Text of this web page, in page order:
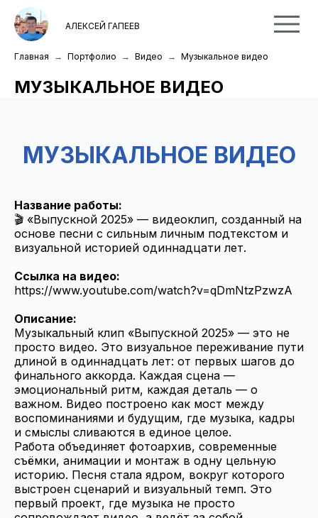
АЛЕКСЕЙ ГАПЕЕВ
Главная Портфолио Видео Музыкальное видео
МУЗЫКАЛЬНОЕ ВИДЕО
МУЗЫКАЛЬНОЕ ВИДЕО
Название работы:
🎬 «Выпускной 2025» — видеоклип, созданный на
основе песни с сильным личным подтекстом и
визуальной историей одиннадцати лет.
Ссылка на видео:
https://www.youtube.com/watch?v=qDmNtzPzwzA
Описание:
Музыкальный клип «Выпускной 2025» — это не
просто видео. Это визуальное переживание пути
длиной в одиннадцать лет: от первых шагов до
финального аккорда. Каждая сцена —
эмоциональный ритм, каждая деталь — о
важном. Видео построено как мост между
воспоминаниями и будущим, где музыка, кадры
и смыслы сливаются в единое целое.
Работа объединяет фотоархив, современные
съёмки, анимации и монтаж в одну цельную
историю. Песня стала ядром, вокруг которого
выстроен сценарий и визуальный темп. Это
первый проект, где музыка не просто